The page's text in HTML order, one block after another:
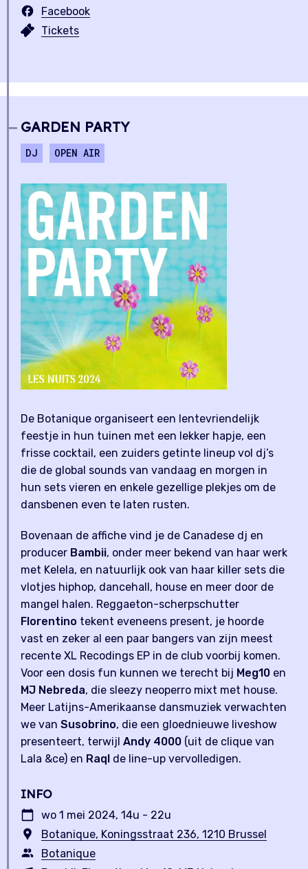
Facebook
Tickets
GARDEN PARTY
DJ OPEN AIR
De Botanique organiseert een lentevriendelijk
feestje in hun tuinen met een lekker hapje, een
frisse cocktail, een zuiders getinte lineup vol dj’s
die de global sounds van vandaag en morgen in
hun sets vieren en enkele gezellige plekjes om de
dansbenen even te laten rusten.
Bovenaan de affiche vind je de Canadese dj en
producer Bambii, onder meer bekend van haar werk
met Kelela, en natuurlijk ook van haar killer sets die
vlotjes hiphop, dancehall, house en meer door de
mangel halen. Reggaeton-scherpschutter
Florentino tekent eveneens present, je hoorde
vast en zeker al een paar bangers van zijn meest
recente XL Recodings EP in de club voorbij komen.
Voor een dosis fun kunnen we terecht bij Meg10 en
MJ Nebreda, die sleezy neoperro mixt met house.
Meer Latijns-Amerikaanse dansmuziek verwachten
we van Susobrino, die een gloednieuwe liveshow
presenteert, terwijl Andy 4000 (uit de clique van
Lala &ce) en Raql de line-up vervolledigen.
INFO
wo 1 mei 2024, 14u - 22u
Botanique, Koningsstraat 236, 1210 Brussel
Botanique